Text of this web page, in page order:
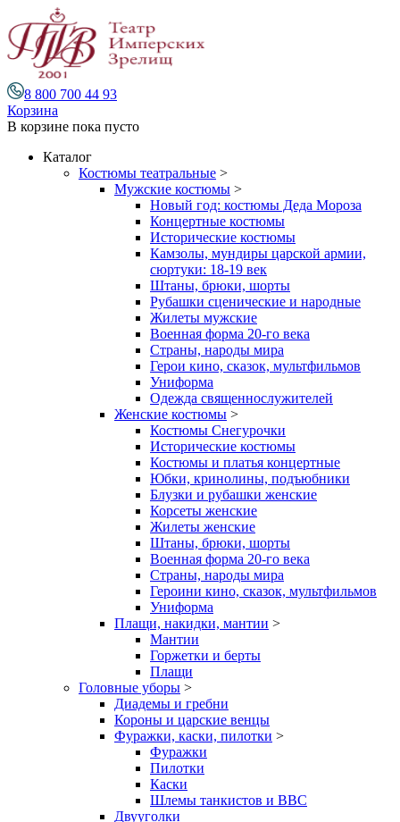
8 800 700 44 93
Корзина
В корзине пока пусто
Каталог
Костюмы театральные >
Мужские костюмы >
Новый год: костюмы Деда Мороза
Концертные костюмы
Исторические костюмы
Камзолы, мундиры царской армии,
сюртуки: 18-19 век
Штаны, брюки, шорты
Рубашки сценические и народные
Жилеты мужские
Военная форма 20-го века
Страны, народы мира
Герои кино, сказок, мультфильмов
Униформа
Одежда священнослужителей
Женские костюмы >
Костюмы Снегурочки
Исторические костюмы
Костюмы и платья концертные
Юбки, кринолины, подъюбники
Блузки и рубашки женские
Корсеты женские
Жилеты женские
Штаны, брюки, шорты
Военная форма 20-го века
Страны, народы мира
Героини кино, сказок, мультфильмов
Униформа
Плащи, накидки, мантии >
Мантии
Горжетки и берты
Плащи
Головные уборы >
Диадемы и гребни
Короны и царские венцы
Фуражки, каски, пилотки >
Фуражки
Пилотки
Каски
Шлемы танкистов и ВВС
Двууголки